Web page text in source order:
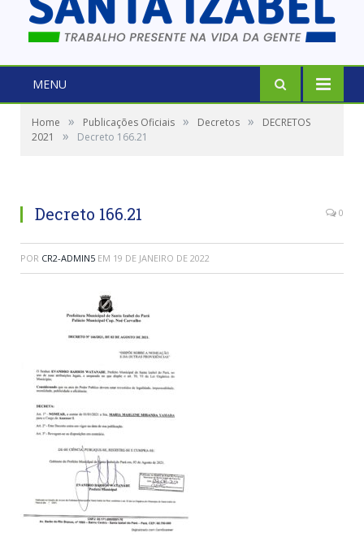
MENU
Home » Publicações Oficiais » Decretos »
DECRETOS
2021
» Decreto 166.21
Decreto 166.21 0
POR CR2-ADMIN5 EM 19 DE JANEIRO DE 2022